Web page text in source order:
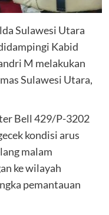
Sulawesi Utara
Kabid
M melakukan
Sulawesi Utara,
Bell 429/P-3202
kondisi arus
malam
ke wilayah
pemantauan